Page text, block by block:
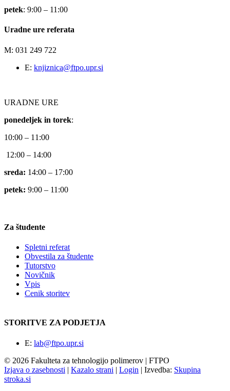
petek: 9:00 – 11:00
Uradne ure referata
M: 031 249 722
E: knjiznica@ftpo.upr.si
URADNE URE
ponedeljek in torek:
10:00 – 11:00
12:00 – 14:00
sreda: 14:00 – 17:00
petek: 9:00 – 11:00
Za študente
Spletni referat
Obvestila za študente
Tutorstvo
Novičnik
Vpis
Cenik storitev
STORITVE ZA PODJETJA
E: lab@ftpo.upr.si
© 2026 Fakulteta za tehnologijo polimerov | FTPO
Izjava o zasebnosti | Kazalo strani | Login | Izvedba: Skupina
stroka.si